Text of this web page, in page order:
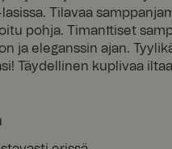
Tilavaa
pohja. Timanttiset
ja eleganssin ajan.
Täydellinen kuplivaa